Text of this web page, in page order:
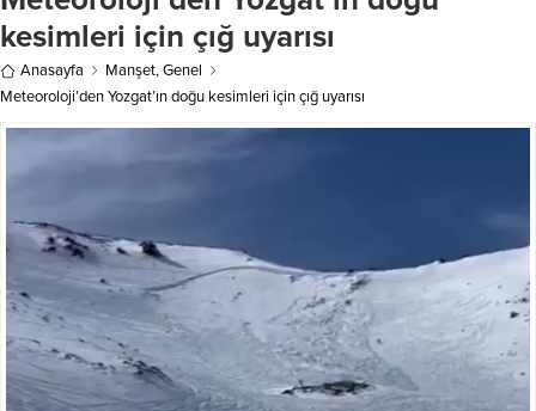
kesimleri için çığ uyarısı
Anasayfa Manşet,Genel
Meteoroloji’den Yozgat’ın doğu kesimleri için çığ uyarısı